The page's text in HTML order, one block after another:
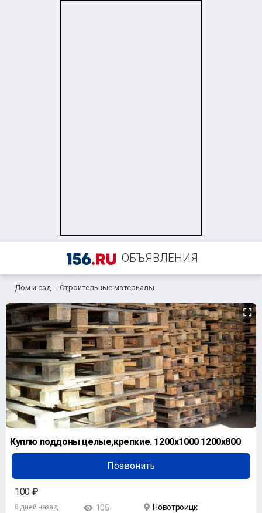
ОБЪЯВЛЕНИЯ
Дом и сад Строительные материалы
Куплю поддоны целые,крепкие. 1200х1000 1200х800
Позвонить
100 ₽
8 дней назад 105
Новотроицк